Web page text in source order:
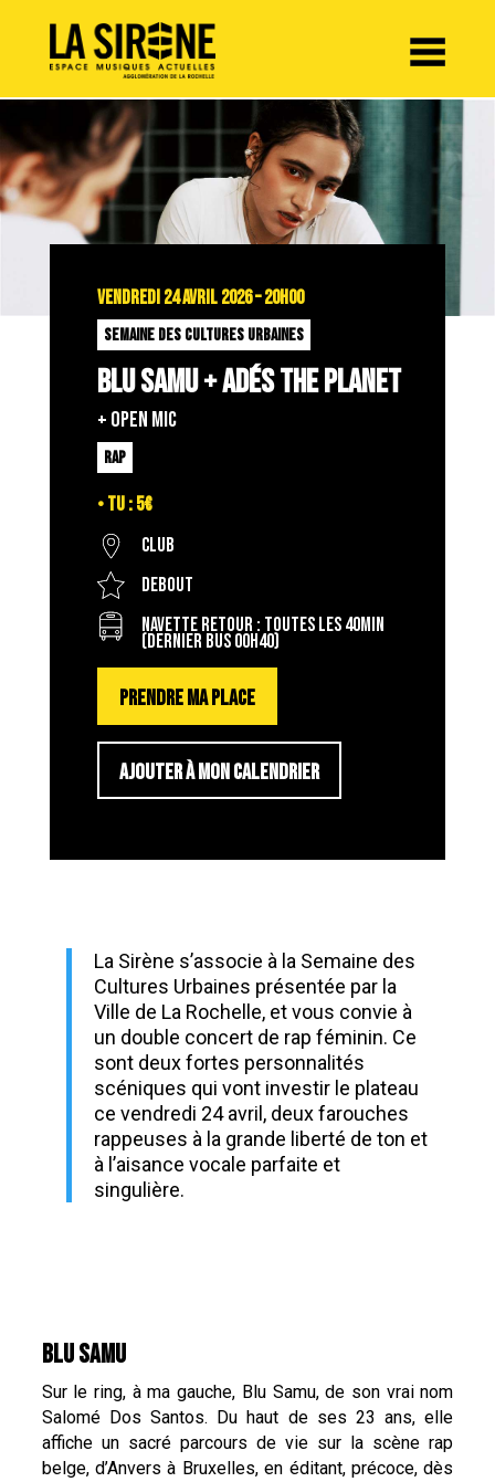
VENDREDI 24 AVRIL 2026 – 20H00
SEMAINE DES CULTURES URBAINES
BLU SAMU + ADÉS THE PLANET
+ OPEN MIC
RAP
• TU : 5€
Club
Debout
Navette retour : toutes les 40min
(dernier bus 00h40)
PRENDRE MA PLACE
AJOUTER À MON CALENDRIER
La Sirène s’associe à la Semaine des
Cultures Urbaines présentée par la
Ville de La Rochelle, et vous convie à
un double concert de rap féminin. Ce
sont deux fortes personnalités
scéniques qui vont investir le plateau
ce vendredi 24 avril, deux farouches
rappeuses à la grande liberté de ton et
à l’aisance vocale parfaite et
singulière.
BLU SAMU
Sur le ring, à ma gauche, Blu Samu, de son vrai nom
Salomé Dos Santos. Du haut de ses 23 ans, elle
affiche un sacré parcours de vie sur la scène rap
belge, d’Anvers à Bruxelles, en éditant, précoce, dès